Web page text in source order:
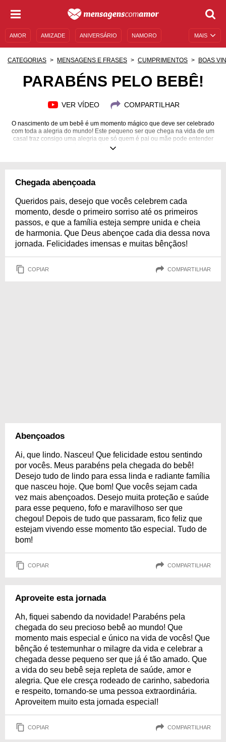
MAIS
AMOR AMIZADE ANIVERSÁRIO NAMORO
AUTOAJUDA
CATEGORIAS MENSAGENS E FRASES CUMPRIMENTOS BOAS
PARABÉNS PELO BEBÊ!
VER VÍDEO COMPARTILHAR
O nascimento de um bebê é um momento mágico que deve ser celebrado
com toda a alegria do mundo! Este pequeno ser que chega na vida de um
casal traz consigo uma alegria que só quem é pai ou mãe pode entender
— e por mais que você ainda não tenha um filho, com certeza consegue
"Parabéns pelo bebê", do fundo do seu coração!
Chegada abençoada
Queridos pais, desejo que vocês celebrem cada
momento, desde o primeiro sorriso até os primeiros
passos, e que a família esteja sempre unida e cheia
de harmonia. Que Deus abençoe cada dia dessa nova
jornada. Felicidades imensas e muitas bênçãos!
COPIAR COMPARTILHAR
Abençoados
Ai, que lindo. Nasceu! Que felicidade estou sentindo
por vocês. Meus parabéns pela chegada do bebê!
Desejo tudo de lindo para essa linda e radiante família
que nasceu hoje. Que bom! Que vocês sejam cada
vez mais abençoados. Desejo muita proteção e saúde
para esse pequeno, fofo e maravilhoso ser que
chegou! Depois de tudo que passaram, fico feliz que
estejam vivendo esse momento tão especial. Tudo de
bom!
COPIAR COMPARTILHAR
Aproveite esta jornada
Ah, fiquei sabendo da novidade! Parabéns pela
chegada do seu precioso bebê ao mundo! Que
momento mais especial e único na vida de vocês! Que
bênção é testemunhar o milagre da vida e celebrar a
chegada desse pequeno ser que já é tão amado. Que
a vida do seu bebê seja repleta de saúde, amor e
alegria. Que ele cresça rodeado de carinho, sabedoria
e respeito, tornando-se uma pessoa extraordinária.
Aproveitem muito esta jornada especial!
COPIAR COMPARTILHAR